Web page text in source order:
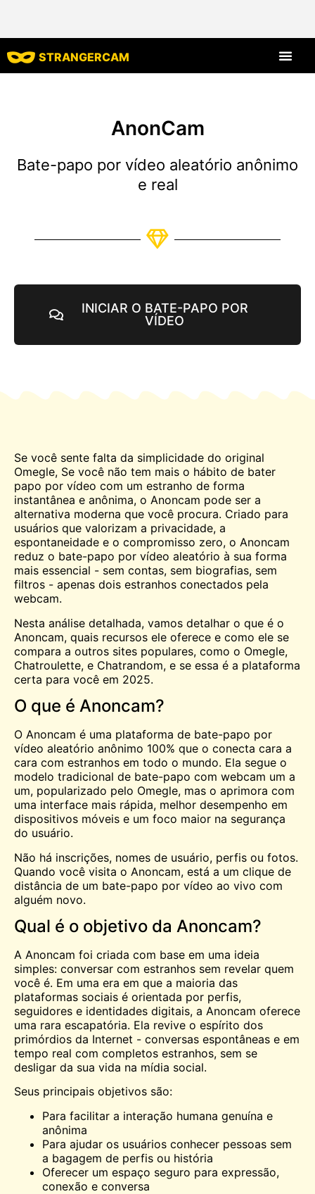
STRANGERCAM
AnonCam
Bate-papo por vídeo aleatório anônimo
e real
INICIAR O BATE-PAPO POR
VÍDEO
Se você sente falta da simplicidade do original
Omegle, Se você não tem mais o hábito de bater
papo por vídeo com um estranho de forma
instantânea e anônima, o Anoncam pode ser a
alternativa moderna que você procura. Criado para
usuários que valorizam a privacidade, a
espontaneidade e o compromisso zero, o Anoncam
reduz o bate-papo por vídeo aleatório à sua forma
mais essencial - sem contas, sem biografias, sem
filtros - apenas dois estranhos conectados pela
webcam.
Nesta análise detalhada, vamos detalhar o que é o
Anoncam, quais recursos ele oferece e como ele se
compara a outros sites populares, como o Omegle,
Chatroulette, e Chatrandom, e se essa é a plataforma
certa para você em 2025.
O que é Anoncam?
O Anoncam é uma plataforma de bate-papo por
vídeo aleatório anônimo 100% que o conecta cara a
cara com estranhos em todo o mundo. Ela segue o
modelo tradicional de bate-papo com webcam um a
um, popularizado pelo Omegle, mas o aprimora com
uma interface mais rápida, melhor desempenho em
dispositivos móveis e um foco maior na segurança
do usuário.
Não há inscrições, nomes de usuário, perfis ou fotos.
Quando você visita o Anoncam, está a um clique de
distância de um bate-papo por vídeo ao vivo com
alguém novo.
Qual é o objetivo da Anoncam?
A Anoncam foi criada com base em uma ideia
simples: conversar com estranhos sem revelar quem
você é. Em uma era em que a maioria das
plataformas sociais é orientada por perfis,
seguidores e identidades digitais, a Anoncam oferece
uma rara escapatória. Ela revive o espírito dos
primórdios da Internet - conversas espontâneas e em
tempo real com completos estranhos, sem se
desligar da sua vida na mídia social.
Seus principais objetivos são:
Para facilitar a interação humana genuína e
anônima
Para ajudar os usuários conhecer pessoas sem
a bagagem de perfis ou história
Oferecer um espaço seguro para expressão,
conexão e conversa